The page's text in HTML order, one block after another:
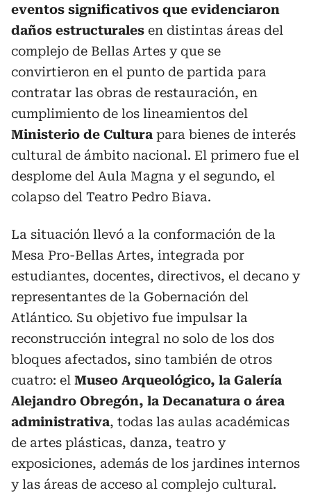
eventos significativos que evidenciaron
daños estructurales en distintas áreas del
complejo de Bellas Artes y que se
convirtieron en el punto de partida para
contratar las obras de restauración, en
cumplimiento de los lineamientos del
Ministerio de Cultura para bienes de interés
cultural de ámbito nacional. El primero fue el
desplome del Aula Magna y el segundo, el
colapso del Teatro Pedro Biava.
La situación llevó a la conformación de la
Mesa Pro-Bellas Artes, integrada por
estudiantes, docentes, directivos, el decano y
representantes de la Gobernación del
Atlántico. Su objetivo fue impulsar la
reconstrucción integral no solo de los dos
bloques afectados, sino también de otros
cuatro: el Museo Arqueológico, la Galería
Alejandro Obregón, la Decanatura o área
administrativa, todas las aulas académicas
de artes plásticas, danza, teatro y
exposiciones, además de los jardines internos
y las áreas de acceso al complejo cultural.